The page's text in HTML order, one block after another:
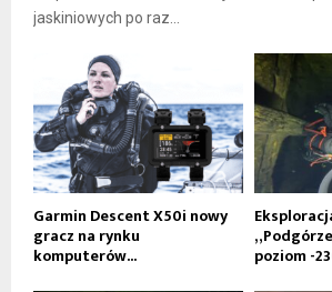
jaskiniowych po raz...
Garmin Descent X50i nowy
gracz na rynku
komputerów... poziom -